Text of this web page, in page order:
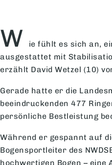
W
ie fühlt es sich an,
ausgestattet mit
erzählt David Wetzel (10)
Gerade hatte er die
beeindruckenden 477
persönliche Bestleistung
Während er gespannt auf
Bogensportleiter des
hochwertigen Bogen –